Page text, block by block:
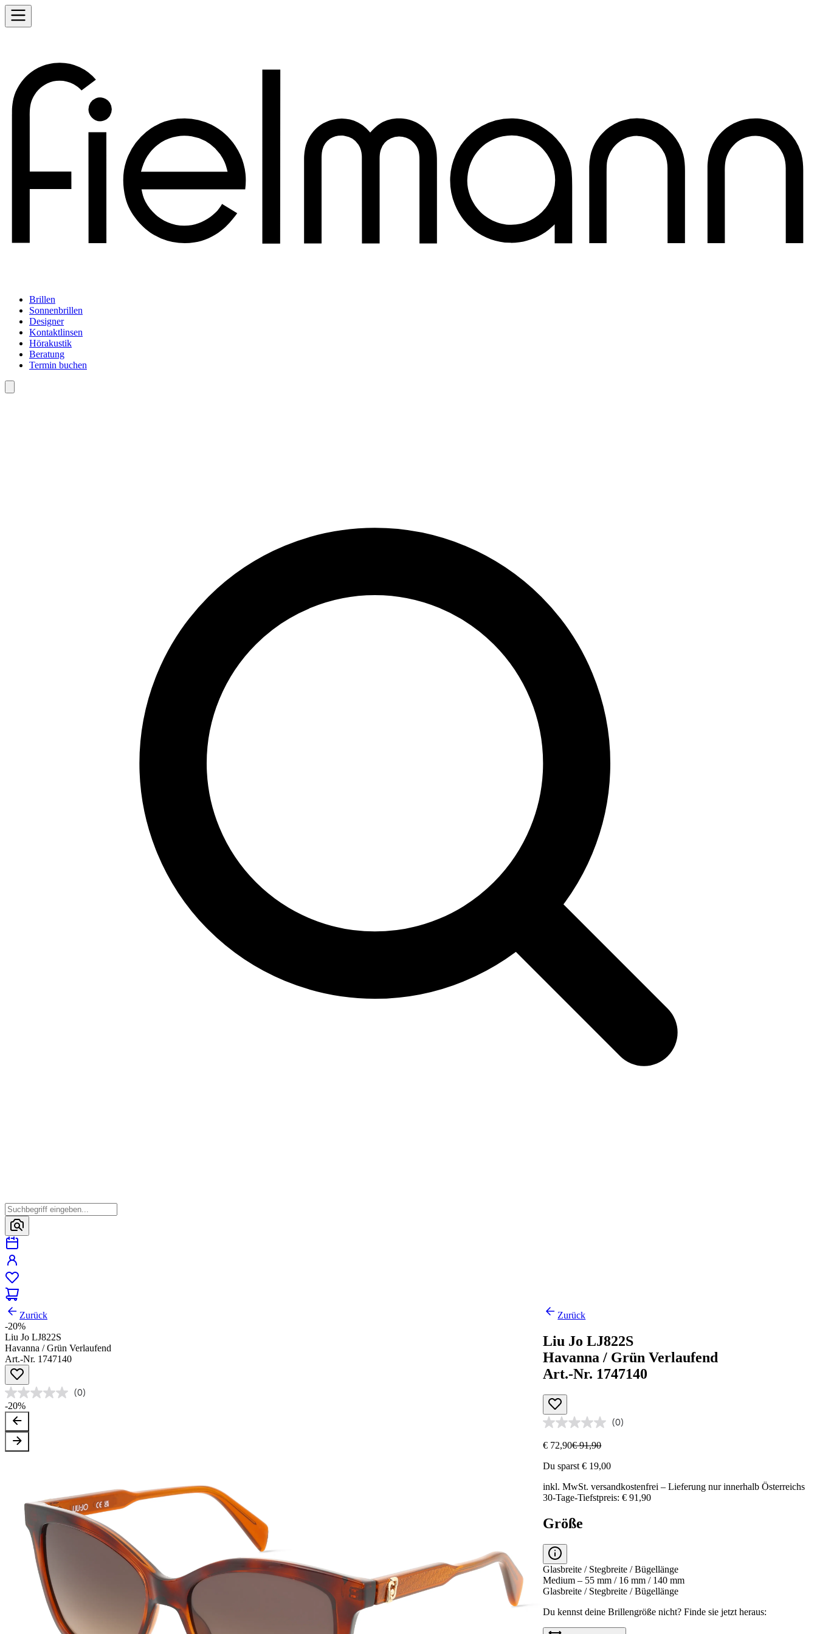
Brillen
Sonnenbrillen
Designer
Kontaktlinsen
Hörakustik
Beratung
Termin buchen
Zurück
-20%
Liu Jo LJ822S
Havanna / Grün Verlaufend
Art.-Nr. 1747140
(0)
-20%
Zurück
Liu Jo LJ822S
Havanna / Grün Verlaufend
Art.-Nr. 1747140
(0)
€ 72,90€ 91,90
Du sparst € 19,00
inkl. MwSt.versandkostenfrei – Lieferung nur innerhalb Österreichs
30-Tage-Tiefstpreis: € 91,90
Größe
Glasbreite / Stegbreite / Bügellänge
Medium – 55 mm / 16 mm / 140 mm
Glasbreite / Stegbreite / Bügellänge
Du kennst deine Brillengröße nicht?Finde sie jetzt heraus: